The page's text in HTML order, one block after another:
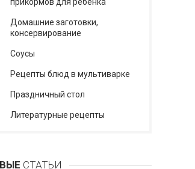
Домашние заготовки,
консервирование
Соусы
Рецепты блюд в мультиварке
Праздничный стол
Литературные рецепты
СТАТЬИ